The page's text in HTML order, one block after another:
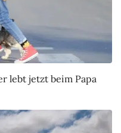
lebt jetzt beim Papa